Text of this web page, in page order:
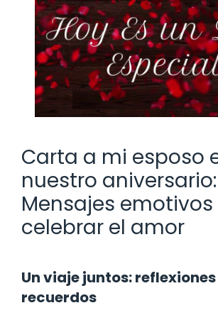
Carta a mi esposo
nuestro aniversario:
Mensajes
celebrar el amor
Un viaje juntos:
recuerdos